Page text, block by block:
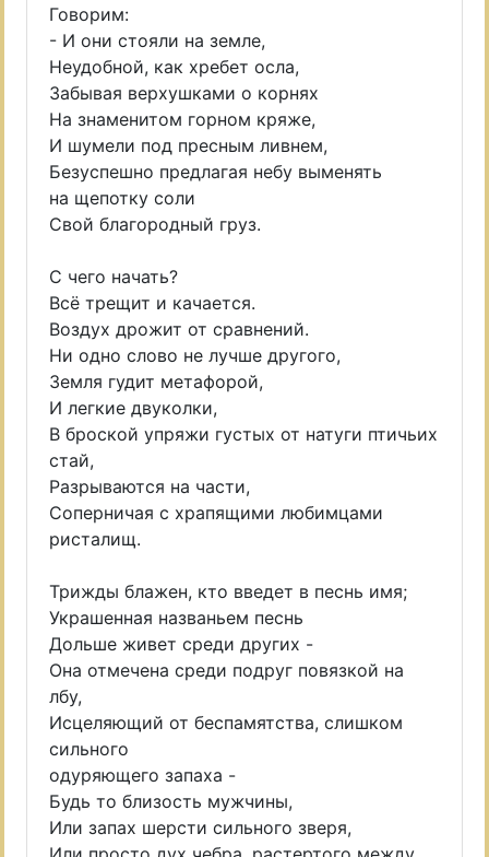
Говорим:
- И они стояли на земле,
Неудобной, как хребет осла,
Забывая верхушками о корнях
На знаменитом горном кряже,
И шумели под пресным ливнем,
Безуспешно предлагая небу выменять
на щепотку соли
Свой благородный груз.
С чего начать?
Всё трещит и качается.
Воздух дрожит от сравнений.
Ни одно слово не лучше другого,
Земля гудит метафорой,
И легкие двуколки,
В броской упряжи густых от натуги птичьих
стай,
Разрываются на части,
Соперничая с храпящими любимцами
ристалищ.
Трижды блажен, кто введет в песнь имя;
Украшенная названьем песнь
Дольше живет среди других -
Она отмечена среди подруг повязкой на
лбу,
Исцеляющий от беспамятства, слишком
сильного
одуряющего запаха -
Будь то близость мужчины,
Или запах шерсти сильного зверя,